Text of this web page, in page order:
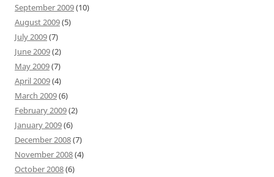
September 2009(10)
August 2009(5)
July 2009(7)
June 2009(2)
May 2009(7)
April 2009(4)
March 2009(6)
February 2009(2)
January 2009(6)
December 2008(7)
November 2008(4)
October 2008(6)